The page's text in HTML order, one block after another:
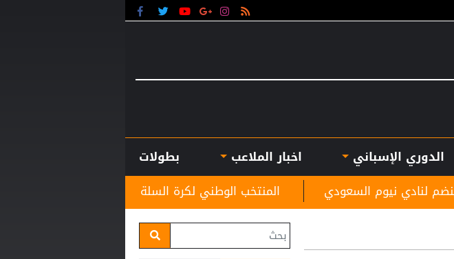
الدوري الإسباني اخبار الملاعب
بطولات
المنتخب الوطني لكرة السلة في المجموعة الثانية بدورة الألعاب
السعودي